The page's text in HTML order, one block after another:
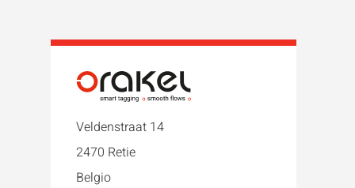
Veldenstraat 14
2470 Retie
Belgio